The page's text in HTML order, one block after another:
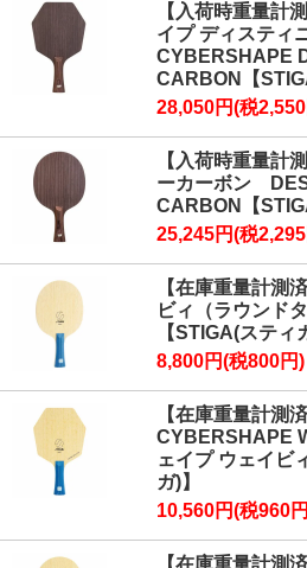
【入荷時重量計
イプ ディスティ
CYBERSHAPE
CARBON【
28,050円(税
【入荷時重量計
ーカーボン
CARBON【
25,245円(税
【在庫重量計測
ビィ（ラウンドタ
【STIGA(スティ
8,800円(税800円)
【在庫重量計測済
CYBERSHAPE
ェイプ ウェイビ
ガ)】
10,560円(税960
【在庫重量計測